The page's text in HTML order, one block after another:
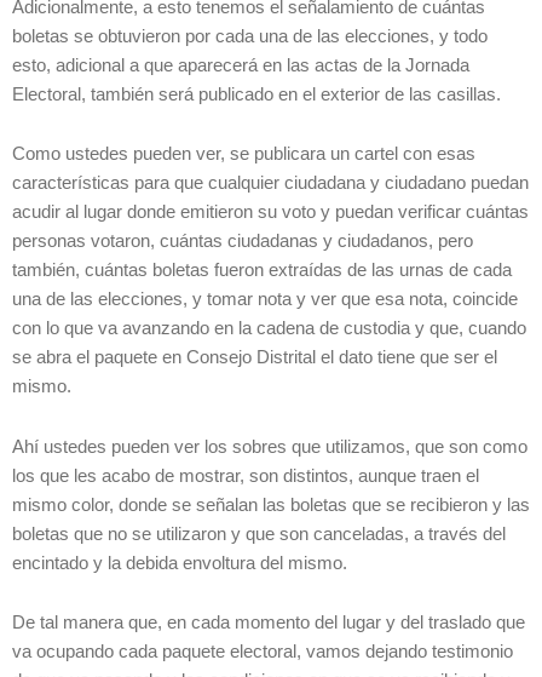
Adicionalmente, a esto tenemos el señalamiento de cuántas
boletas se obtuvieron por cada una de las elecciones, y todo
esto, adicional a que aparecerá en las actas de la Jornada
Electoral, también será publicado en el exterior de las casillas.
Como ustedes pueden ver, se publicara un cartel con esas
características para que cualquier ciudadana y ciudadano puedan
acudir al lugar donde emitieron su voto y puedan verificar cuántas
personas votaron, cuántas ciudadanas y ciudadanos, pero
también, cuántas boletas fueron extraídas de las urnas de cada
una de las elecciones, y tomar nota y ver que esa nota, coincide
con lo que va avanzando en la cadena de custodia y que, cuando
se abra el paquete en Consejo Distrital el dato tiene que ser el
mismo.
Ahí ustedes pueden ver los sobres que utilizamos, que son como
los que les acabo de mostrar, son distintos, aunque traen el
mismo color, donde se señalan las boletas que se recibieron y las
boletas que no se utilizaron y que son canceladas, a través del
encintado y la debida envoltura del mismo.
De tal manera que, en cada momento del lugar y del traslado que
va ocupando cada paquete electoral, vamos dejando testimonio